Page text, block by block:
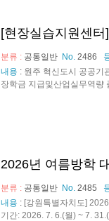
[현장실습지원센
분류 : 공통일반 No. 2486
내용 : 원주 혁신도시 공공기
장학금 지급및산업실무역량
2026년 여름방학
분류 : 공통일반 No. 2485
내용 : [강원특별자치도]
기간: 2026. 7. 6.(월) ~ 7.